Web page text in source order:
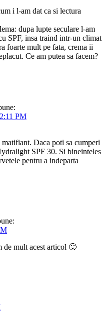
i l-am dat ca si lectura
dupa lupte seculare l-am
SPF, insa traind intr-un climat
foarte mult pe fata, crema ii
Ce am putea sa facem?
PM
Daca poti sa cumperi
SPF 30. Si bineinteles
pentru a indeparta
de mult acest articol 🙂